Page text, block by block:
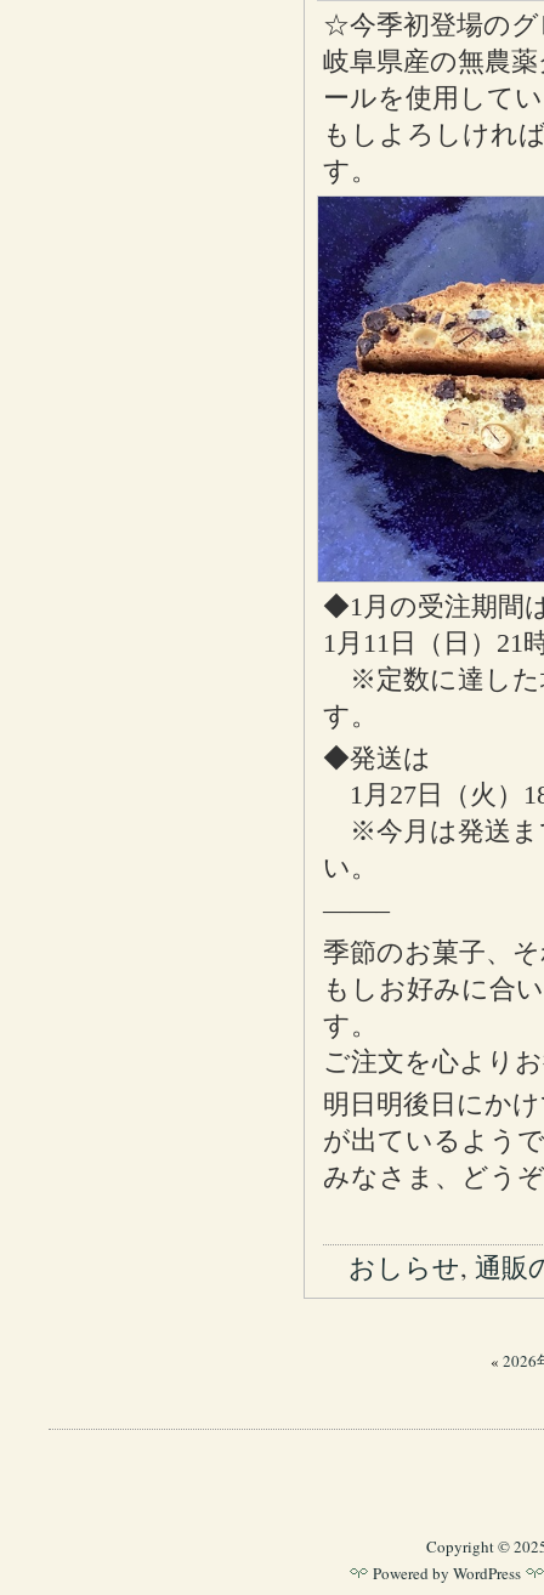
☆今季初登場の
岐阜県産の無農
ールを使用して
もしよろしけれ
す。
◆1月の受注期間
1月11日（日）21
※定数に達した
す。
◆発送は
1月27日（火）
※今月は発送ま
い。
——–
季節のお菓子、
もしお好みに合
す。
ご注文を心より
明日明後日にか
が出ているよう
みなさま、どう
おしらせ, 通販
« 2026
Copyright ©
Powered by WordPress